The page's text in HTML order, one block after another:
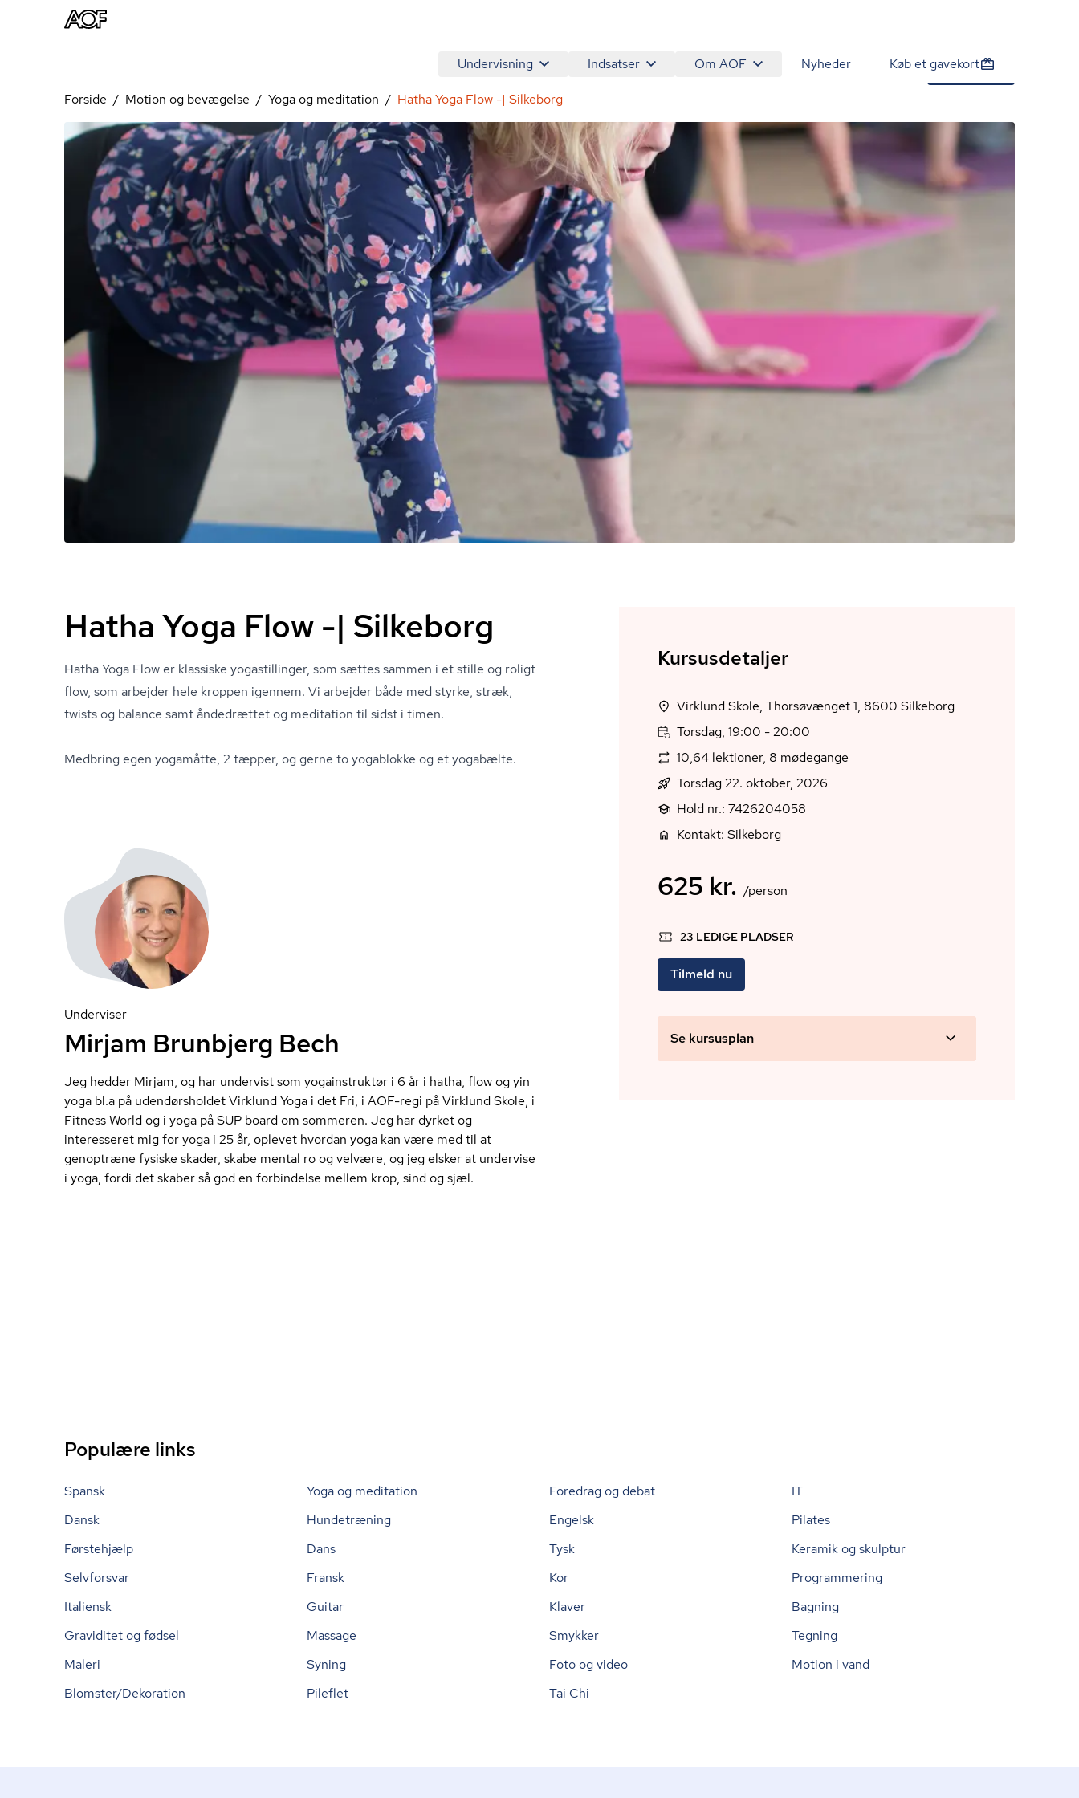
Undervisning Indsatser Om AOF Nyheder Køb et gavekort
Forside Motion og bevægelse Yoga og meditation Hatha Yoga Flow -| Silkeborg
625 kr. /person Tilmeld nu
Hatha Yoga Flow -| Silkeborg
Hatha Yoga Flow er klassiske yogastillinger, som sættes sammen i et stille og roligt
flow, som arbejder hele kroppen igennem. Vi arbejder både med styrke, stræk,
twists og balance samt åndedrættet og meditation til sidst i timen.
Medbring egen yogamåtte, 2 tæpper, og gerne to yogablokke og et yogabælte.
Kursusdetaljer
Virklund Skole, Thorsøvænget 1, 8600 Silkeborg
Torsdag, 19:00 - 20:00
10,64 lektioner, 8 mødegange
Torsdag 22. oktober, 2026
Hold nr.: 7426204058
Kontakt: Silkeborg
625 kr. /person
23 LEDIGE PLADSER
Tilmeld nu
Se kursusplan
Underviser
Mirjam Brunbjerg Bech
Jeg hedder Mirjam, og har undervist som yogainstruktør i 6 år i hatha, flow og yin
yoga bl.a på udendørsholdet Virklund Yoga i det Fri, i AOF-regi på Virklund Skole, i
Fitness World og i yoga på SUP board om sommeren. Jeg har dyrket og
interesseret mig for yoga i 25 år, oplevet hvordan yoga kan være med til at
genoptræne fysiske skader, skabe mental ro og velvære, og jeg elsker at undervise
i yoga, fordi det skaber så god en forbindelse mellem krop, sind og sjæl.
Populære links
Spansk Yoga og meditation Foredrag og debat
IT
Dansk
Hundetræning Engelsk
Pilates
Førstehjælp
Dans Tysk
Keramik og skulptur
Selvforsvar
Fransk Kor
Programmering
Italiensk
Guitar Klaver
Bagning
Graviditet og fødsel
Massage Smykker
Tegning
Maleri
Syning Foto og video
Motion i vand
Blomster/Dekoration
Pileflet Tai Chi